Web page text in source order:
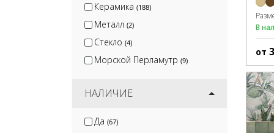
Керамика (188)
Металл (2)
Стекло (4)
Морской Перламутр (9)
НАЛИЧИЕ
Да (67)
В
от